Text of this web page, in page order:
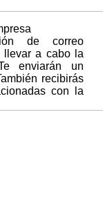
de correo
llevar a cabo la
enviarán un
recibirás
con la